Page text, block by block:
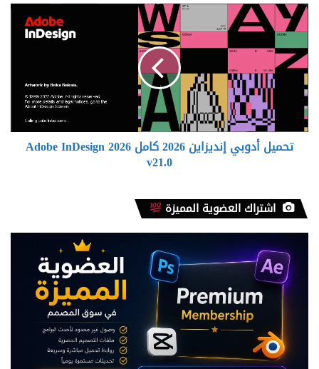
تحميل
أدوبي
إنديزاين
2026
كامل
Adobe
InDesign
2026
v21.0
تحميل أدوبي إنديزاين 2026 كامل Adobe InDesign 2026
v21.0
اشتراك العضوية المميزة